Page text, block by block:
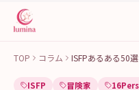
TOP コラム ISFPあるある50
ISFP 冒険家